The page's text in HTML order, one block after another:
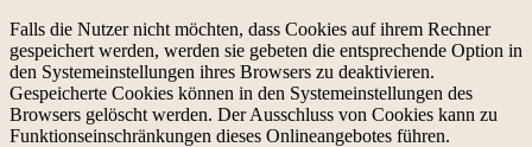
Falls die Nutzer nicht möchten, dass Cookies auf ihrem Rechner
gespeichert werden, werden sie gebeten die entsprechende Option in
den Systemeinstellungen ihres Browsers zu deaktivieren.
Gespeicherte Cookies können in den Systemeinstellungen des
Browsers gelöscht werden. Der Ausschluss von Cookies kann zu
Funktionseinschränkungen dieses Onlineangebotes führen.